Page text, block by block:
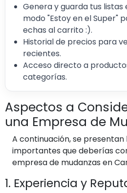
Genera y guarda tus listas
modo "Estoy en el Super"
echas al carrito :).
Historial de precios para
recientes.
Acceso directo a
categorías.
Aspectos a
una Empresa de
A continuación, se
importantes que deberías
empresa de mudanzas en
1. Experiencia y